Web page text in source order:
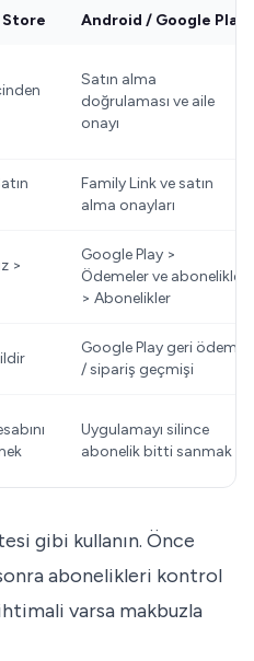
Store Android / Google Play
Satın alma
doğrulaması ve aile
onayı
Family Link ve satın
alma onayları
>
Google Play >
Ödemeler ve abonelikler
> Abonelikler
Google Play geri ödeme
/ sipariş geçmişi
Uygulamayı silince
abonelik bitti sanmak
gibi kullanın. Önce
abonelikleri kontrol
varsa makbuzla